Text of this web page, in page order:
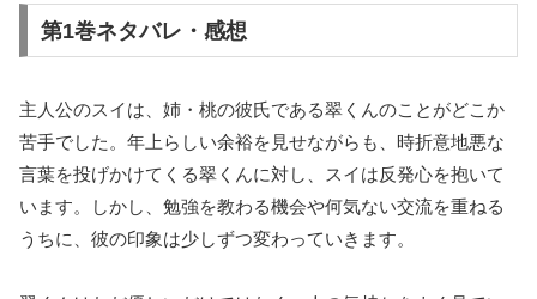
第1巻ネタバレ・感想
主人公のスイは、姉・桃の彼氏である翠くんのことがどこか
苦手でした。年上らしい余裕を見せながらも、時折意地悪な
言葉を投げかけてくる翠くんに対し、スイは反発心を抱いて
います。しかし、勉強を教わる機会や何気ない交流を重ねる
うちに、彼の印象は少しずつ変わっていきます。